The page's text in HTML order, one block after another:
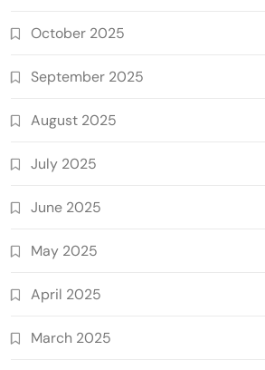
October 2025
September 2025
August 2025
July 2025
June 2025
May 2025
April 2025
March 2025